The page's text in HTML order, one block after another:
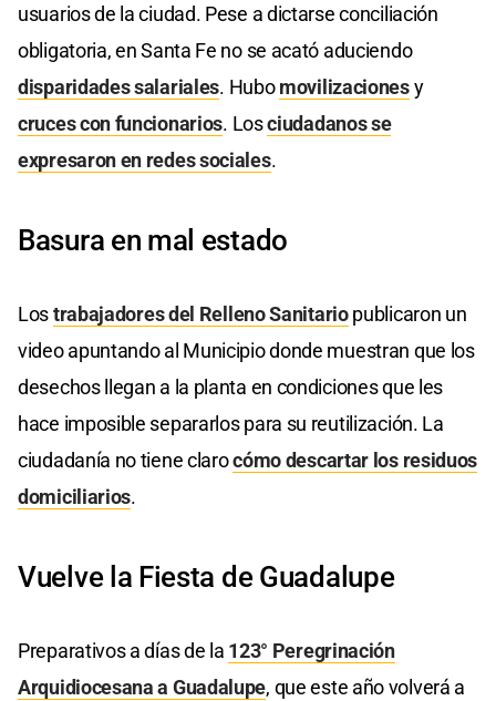
usuarios de la ciudad. Pese a dictarse conciliación
obligatoria, en Santa Fe no se acató aduciendo
disparidades salariales. Hubomovilizacionesy
cruces con funcionarios. Losciudadanos se
expresaron en redes sociales.
Basura en mal estado
Lostrabajadores del Relleno Sanitariopublicaron un
video apuntando al Municipio donde muestran que los
desechos llegan a la planta en condiciones que les
hace imposible separarlos para su reutilización. La
ciudadanía no tiene clarocómo descartar los residuos
domiciliarios.
Vuelve la Fiesta de Guadalupe
Preparativos a días de la 123° Peregrinación
Arquidiocesana a Guadalupe, que este año volverá a